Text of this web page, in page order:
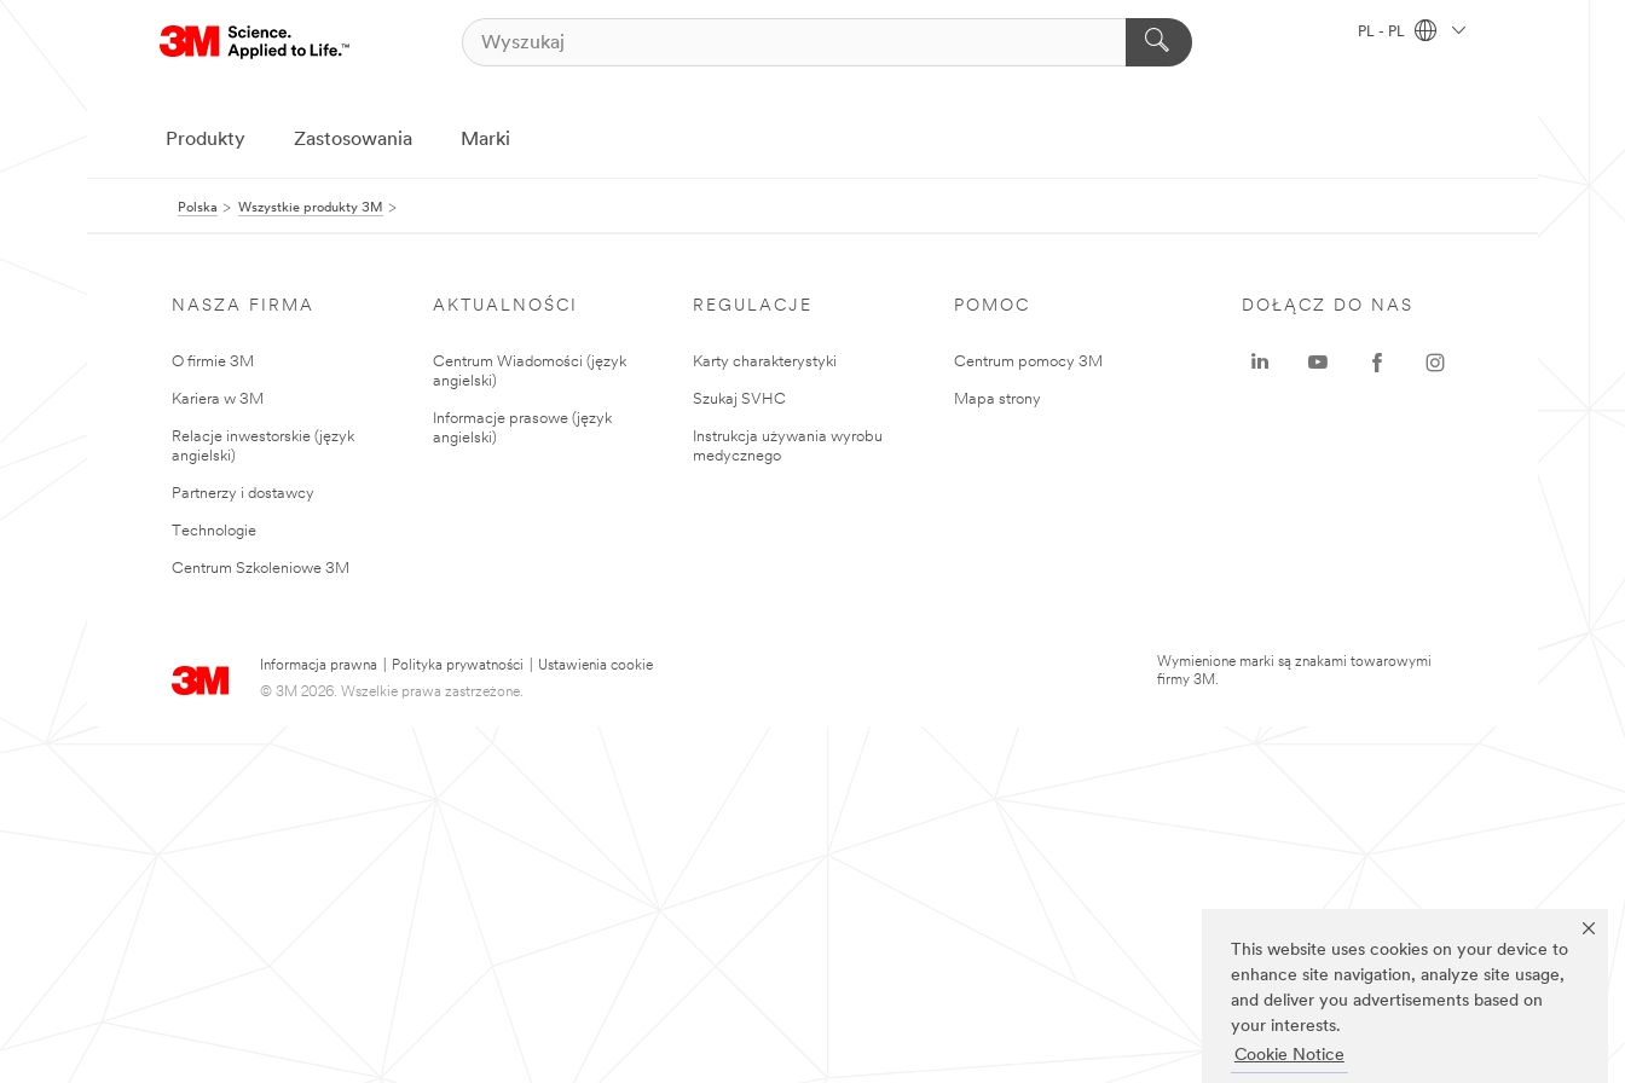
This website uses cookies on your device to
enhance site navigation, analyze site usage,
and deliver you advertisements based on
your interests.
Cookie Notice
PL - PL
Produkty Zastosowania Marki
Polska Wszystkie produkty 3M
NASZA FIRMA
O firmie 3M
Kariera w 3M
Relacje inwestorskie (język
angielski)
Partnerzy i dostawcy
Technologie
Centrum Szkoleniowe 3M
AKTUALNOŚCI
Centrum Wiadomości (język
angielski)
Informacje prasowe (język
angielski)
REGULACJE
Karty charakterystyki
Szukaj SVHC
Instrukcja używania wyrobu
medycznego
POMOC
Centrum pomocy 3M
Mapa strony
Informacja prawna Polityka prywatności
Ustawienia cookie
© 3M 2026. Wszelkie prawa zastrzeżone.
DOŁĄCZ DO NAS
Wymienione marki są znakami towarowymi
firmy 3M.